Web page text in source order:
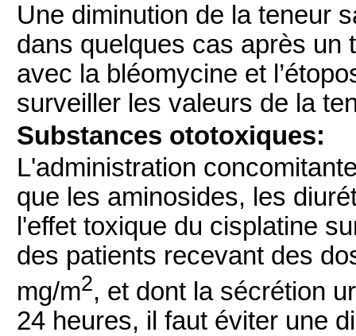
Une diminution de la teneur
dans quelques cas après un
avec la bléomycine et
surveiller les valeurs de la
Substances ototoxiques:
L'administration
que les aminosides, les
l'effet toxique du cisplatine
des patients recevant des
mg/m2, et dont la sécrétion
24 heures, il faut éviter une